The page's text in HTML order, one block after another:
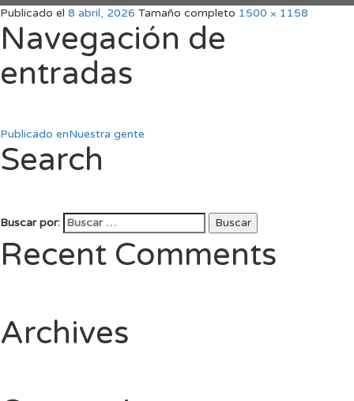
Publicado el 8 abril, 2026 Tamaño completo 1500 × 1158
Navegación de
entradas
Publicado enNuestra gente
Search
Buscar por: Buscar
Recent Comments
Archives